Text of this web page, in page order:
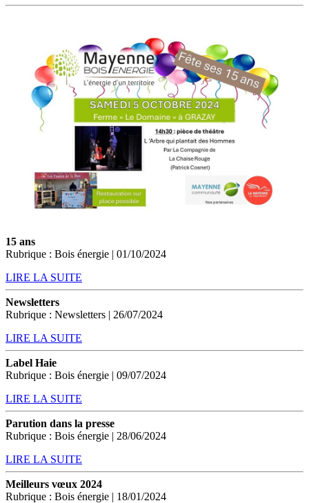
15 ans
Rubrique : Bois énergie | 01/10/2024
LIRE LA SUITE
Newsletters
Rubrique : Newsletters | 26/07/2024
LIRE LA SUITE
Label Haie
Rubrique : Bois énergie | 09/07/2024
LIRE LA SUITE
Parution dans la presse
Rubrique : Bois énergie | 28/06/2024
LIRE LA SUITE
Meilleurs vœux 2024
Rubrique : Bois énergie | 18/01/2024